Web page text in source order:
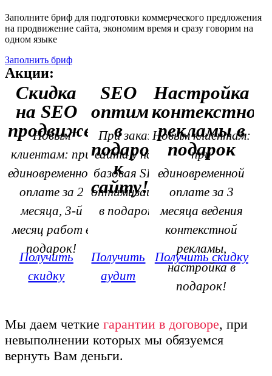
Заполните бриф для подготовки коммерческого предложения
на продвижение сайта, экономим время и сразу говорим на
одном языке
Заполнить бриф
Акции:
Скидка
на SEO
продвижение
Новым
клиентам: при
единовременной
оплате за 2
месяца, 3-й
месяц работ в
подарок!
Получить
скидку
SEO
оптимизация
в
подарок
к
сайту!
При заказе
сайта у нас,
базовая SEO
оптимизация
в подарок!
Получить
аудит
Настройка
контекстной
рекламы в
подарок
Новым клиентам:
при
единовременной
оплате за 3
месяца ведения
контекстной
рекламы,
настройка в
подарок!
Получить скидку
Мы даем четкие гарантии в договоре, при
невыполнении которых мы обязуемся
вернуть Вам деньги.